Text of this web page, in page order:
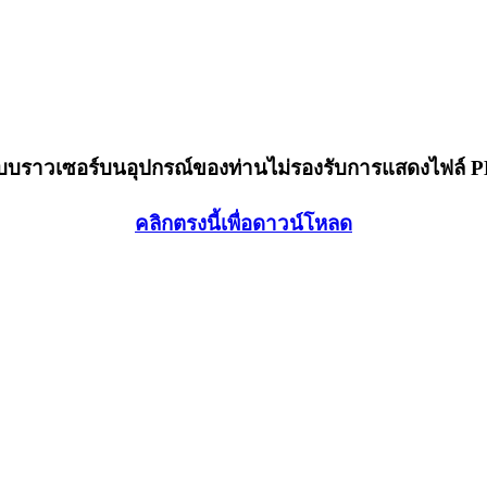
บราวเซอร์บนอุปกรณ์ของท่านไม่รองรับการแสดงไฟล์
คลิกตรงนี้เพื่อดาวน์โหลด